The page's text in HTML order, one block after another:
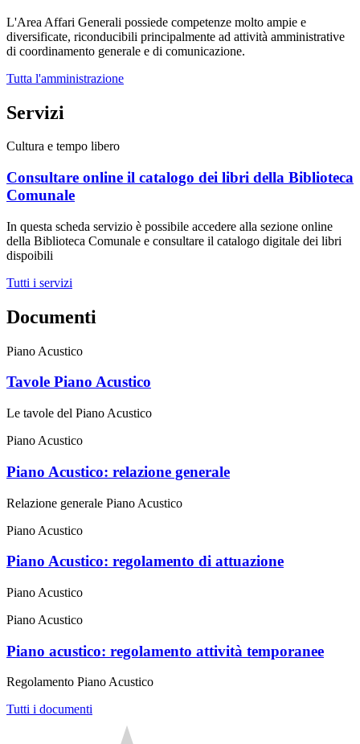
L'Area Affari Generali possiede competenze molto ampie e
diversificate, riconducibili principalmente ad attività amministrative
di coordinamento generale e di comunicazione.
Tutta l'amministrazione
Servizi
Cultura e tempo libero
Consultare online il catalogo dei libri della Biblioteca
Comunale
In questa scheda servizio è possibile accedere alla sezione online
della Biblioteca Comunale e consultare il catalogo digitale dei libri
dispoibili
Tutti i servizi
Documenti
Piano Acustico
Tavole Piano Acustico
Le tavole del Piano Acustico
Piano Acustico
Piano Acustico: relazione generale
Relazione generale Piano Acustico
Piano Acustico
Piano Acustico: regolamento di attuazione
Piano Acustico
Piano Acustico
Piano acustico: regolamento attività temporanee
Regolamento Piano Acustico
Tutti i documenti